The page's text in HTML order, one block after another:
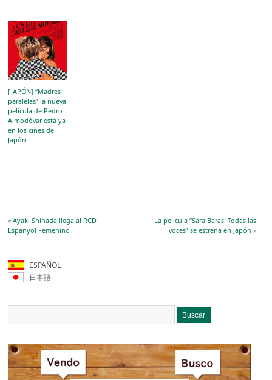
[JAPÓN] “Madres
paralelas” la nueva
película de Pedro
Almodóvar está ya
en los cines de
Japón
«Ayaki Shinada llega al RCD
Espanyol Femenino
La película “Sara Baras: Todas las
voces” se estrena en Japón »
ESPAÑOL
日本語